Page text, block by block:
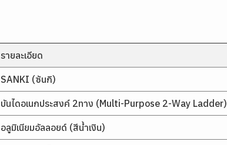
รายละเอียด
SANKI (ซันกิ)
บันไดอเนกประสงค์ 2ทาง (Multi-Purpose 2-Way Ladder)
อลูมิเนียมอัลลอยด์ (สีน้ำเงิน)